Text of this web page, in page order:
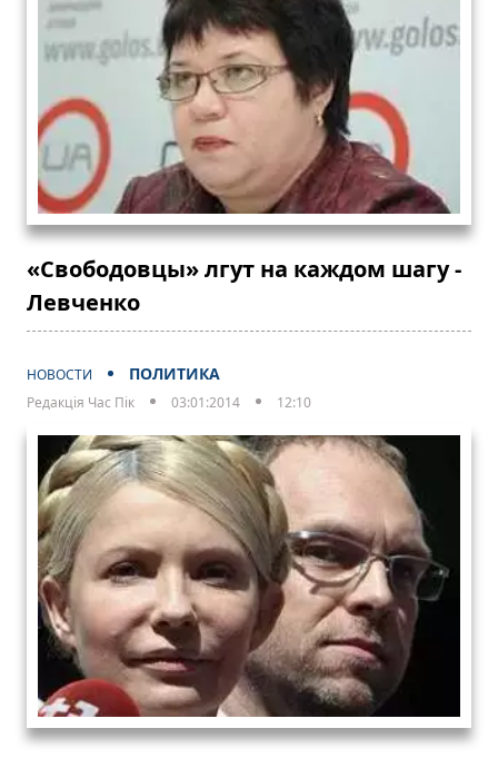
«Свободовцы» лгут на каждом шагу -
Левченко
НОВОСТИ ПОЛИТИКА
Редакція Час Пік 03:01:2014 12:10